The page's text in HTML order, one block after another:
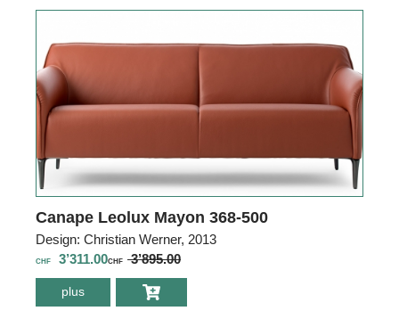
Canape Leolux Mayon 368-500
Design: Christian Werner, 2013
CHF 3’311.00CHF 3’895.00
plus environ Canape
Leolux Mayon